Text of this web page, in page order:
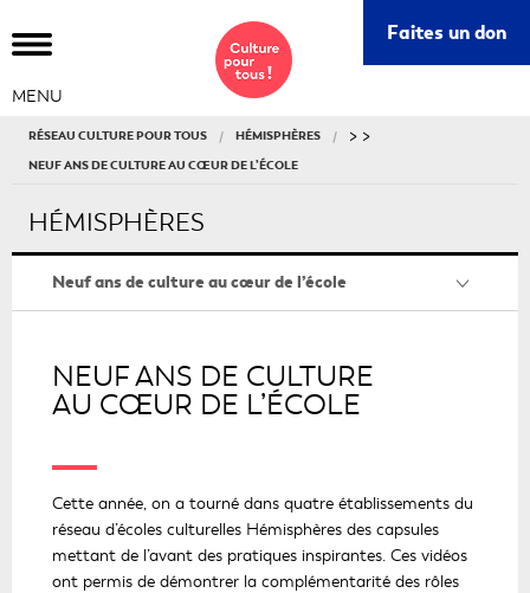
MENU
Faites un donCe
RÉSEAU CULTURE POUR TOUS >
HÉMISPHÈRES >
NEUF ANS DE CULTURE AU CŒUR DE L’ÉCOLE
HÉMISPHÈRES
Neuf ans de culture au cœur de l’école
NEUF ANS DE CULTURE
AU CŒUR DE L’ÉCOLE
Cette année, on a tourné dans quatre établissements du
réseau d’écoles culturelles Hémisphères des capsules
mettant de l’avant des pratiques inspirantes. Ces vidéos
ont permis de démontrer la complémentarité des rôles